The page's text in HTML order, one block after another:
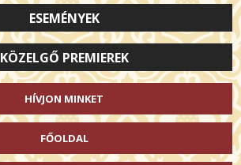
ESEMÉNYEK
KÖZELGŐ PREMIEREK
HÍVJON MINKET
FŐOLDAL